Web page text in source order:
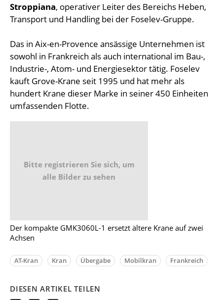
Stroppiana, operativer Leiter des Bereichs Heben,
Transport und Handling bei der Foselev-Gruppe.
Das in Aix-en-Provence ansässige Unternehmen ist
sowohl in Frankreich als auch international im Bau-,
Industrie-, Atom- und Energiesektor tätig. Foselev
kauft Grove-Krane seit 1995 und hat mehr als
hundert Krane dieser Marke in seiner 450 Einheiten
umfassenden Flotte.
Bitte registrieren Sie sich, um
alle Bilder zu sehen
Der kompakte GMK3060L-1 ersetzt ältere Krane auf zwei
Achsen
AT-Kran Kran Übergabe Mobilkran Frankreich
DIESEN ARTIKEL TEILEN